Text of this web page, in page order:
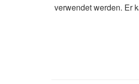
verwendet werden. Er